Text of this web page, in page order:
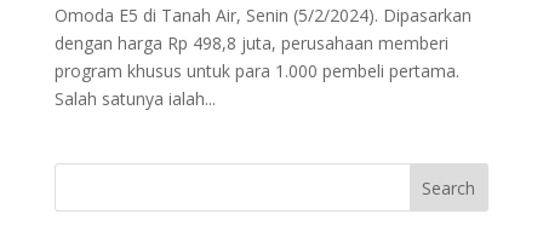
Omoda E5 di Tanah Air, Senin (5/2/2024). Dipasarkan
dengan harga Rp 498,8 juta, perusahaan memberi
program khusus untuk para 1.000 pembeli pertama.
Salah satunya ialah...
Search